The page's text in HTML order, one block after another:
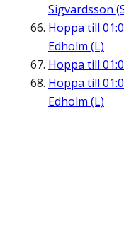
Sigvardsson
Hoppa till
Edholm (L)
Hoppa till
Hoppa till
Edholm (L)